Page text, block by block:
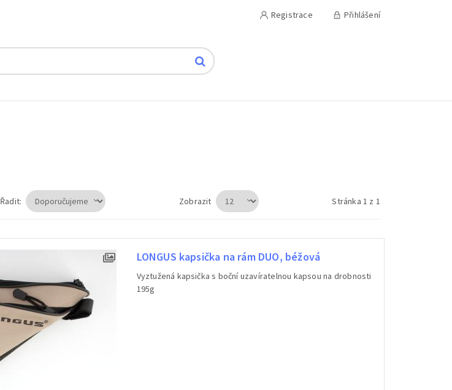
Registrace Přihlášení
Řadit: Zobrazit Stránka 1 z 1
LONGUS kapsička na rám DUO, béžová
Vyztužená kapsička s boční uzavíratelnou kapsou na drobnosti
195g